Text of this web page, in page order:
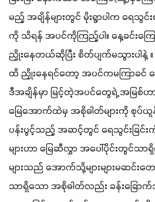
မည့် အချိန်များတွင် မိုးရွာပါက ရေသွ
ကို သိရန် အပင်ကိုကြည့်ပါ။ နေ့ခင်းက
ညှိုးနေတယ်ဆိုပြီး စိတ်ပျက်မသွားပါနဲ့
ထိ ညှိုးနေရင်တော့ အပင်ကမကြာခင် ရ
ဒီအချိန်မှာ မြင့်တဲ့အပင်တွေရဲ့ အမြစ်ဟ
မြေအောက်ထဲမှ အစိုဓါတ်များကို စုပ်
ပန်းပွင့်သည့် အဆင့်တွင် ရေသွင်းခြင်
များဟာ မြေဆီလွှာ အပေါ်ပိုင်းတွင်သာ
များသည် အောက်သို့များများမဆင်း
သာရှိသော အစိုဓါတ်လည်း ခန်းခြောက်